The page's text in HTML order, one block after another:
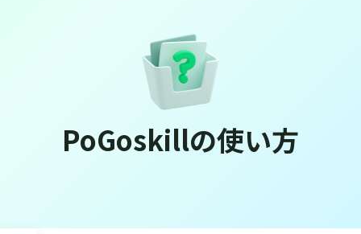
PoGoskillの使い方